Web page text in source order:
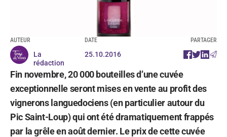
AUTEUR
La
rédaction
DATE
25.10.2016
PARTAGER
Fin novembre, 20 000 bouteilles d’une cuvée
exceptionnelle seront mises en vente au profit des
vignerons languedociens (en particulier autour du
Pic Saint-Loup) qui ont été dramatiquement frappés
par la grêle en août dernier. Le prix de cette cuvée